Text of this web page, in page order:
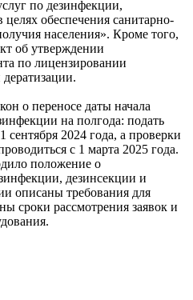
по дезинфекции,
обеспечения санитарно-
населения». Кроме того,
об утверждении
по лицензировании
о переносе даты начала
на полгода: подать
сентября 2024 года, а проверки
с 1 марта 2025 года.
положение о
дезинсекции и
описаны требования для
сроки рассмотрения заявок и